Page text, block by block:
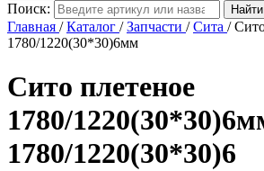
Поиск:
Главная /Каталог /Запчасти /Сита /
1780/1220(30*30)6мм
Сито плетеное
1780/
1780/1220(30*30)6